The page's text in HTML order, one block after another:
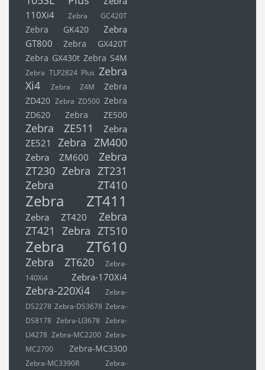
110Xi4
Zebra GC420T
Zebra GK420
Zebra
GT800
Zebra GX420T
Zebra GX430t Zebra S4M
Zebra TLP2824 Plus Zebra
Xi4
Zebra Z4M
Zebra
ZD420 Zebra ZD500 Zebra
ZD620
Zebra ZE500
Zebra ZE511
Zebra
ZE521
Zebra ZM400
Zebra ZM600
Zebra
ZT230 Zebra ZT231
Zebra ZT410
Zebra ZT411
Zebra ZT420
Zebra
ZT421
Zebra ZT510
Zebra ZT610
Zebra ZT620
Zebra-
140Xi4
Zebra-170Xi4
Zebra-220Xi4
Zebra-
DS2278 Zebra-DS3678 Zebra-
DS8178 Zebra-LI3678 Zebra-
LI4278 Zebra-MC2200 Zebra-
MC2700
Zebra-MC3300
Zebra-MC3390R
Zebra-